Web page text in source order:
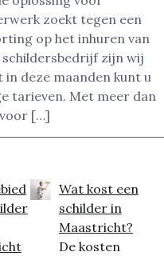
zoekt tegen een
op het inhuren van
schildersbedrijf zijn wij
deze maanden kunt u
tarieven. Met meer dan
[…]
Wat kost een
schilder in
Maastricht?
De kosten